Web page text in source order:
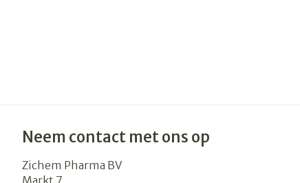
Neem contact met ons op
Zichem Pharma BV
Markt 7